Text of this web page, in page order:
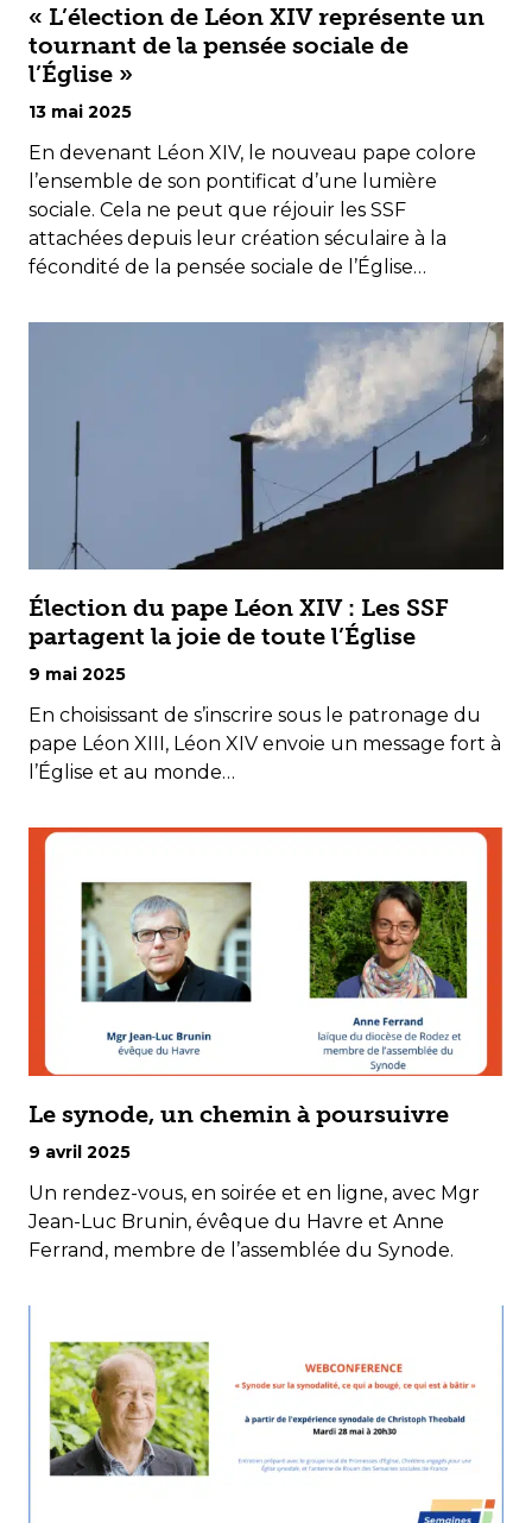
« L’élection de Léon XIV représente un
tournant de la pensée sociale de
l’Église »
13 mai 2025
En devenant Léon XIV, le nouveau pape colore
l’ensemble de son pontificat d’une lumière
sociale. Cela ne peut que réjouir les SSF
attachées depuis leur création séculaire à la
fécondité de la pensée sociale de l’Église…
Élection du pape Léon XIV : Les SSF
partagent la joie de toute l’Église
9 mai 2025
En choisissant de s’inscrire sous le patronage du
pape Léon XIII, Léon XIV envoie un message fort à
l’Église et au monde…
Le synode, un chemin à poursuivre
9 avril 2025
Un rendez-vous, en soirée et en ligne, avec Mgr
Jean-Luc Brunin, évêque du Havre et Anne
Ferrand, membre de l’assemblée du Synode.